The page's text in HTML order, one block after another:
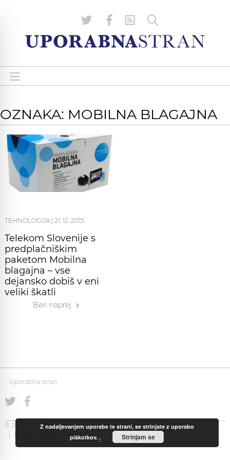
OZNAKA: MOBILNA BLAGAJNA
TEHNOLOGIJA 21. 12. 2015
Telekom Slovenije s
predplačniškim
paketom Mobilna
blagajna – vse
dejansko dobiš v eni
veliki škatli
Beri naprej
Uporabna stran
© 2008-2026 Uporabna Stran gostuje naZabec.net
Piškotki
Pogoji uporabe
Z nadaljevanjem uporabe te strani, se strinjate z uporabo
piškotkov.. Strinjam se